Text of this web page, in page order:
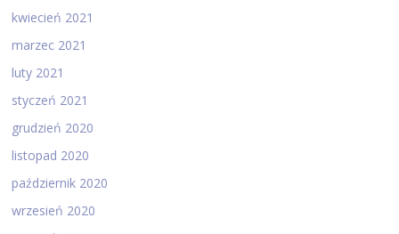
kwiecień 2021
marzec 2021
luty 2021
styczeń 2021
grudzień 2020
listopad 2020
październik 2020
wrzesień 2020